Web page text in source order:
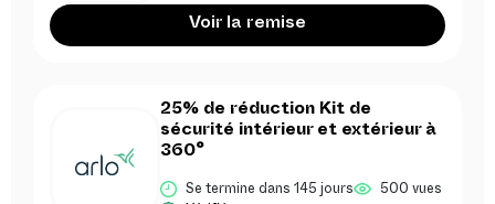
Voir la remise
25% de réduction Kit de
sécurité intérieur et extérieur à
360°
Se termine dans 145 jours 500 vues